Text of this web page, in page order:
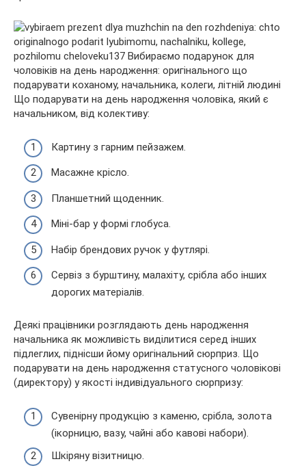
Що подарувати на день народження чоловіка, який є
начальником, від колективу:
Картину з гарним пейзажем.
Масажне крісло.
Планшетний щоденник.
Міні-бар у формі глобуса.
Набір брендових ручок у футлярі.
Сервіз з бурштину, малахіту, срібла або інших
дорогих матеріалів.
Деякі працівники розглядають день народження
начальника як можливість виділитися серед інших
підлеглих, піднісши йому оригінальний сюрприз. Що
подарувати на день народження статусного чоловікові
(директору) у якості індивідуального сюрпризу:
Сувенірну продукцію з каменю, срібла, золота
(ікорницю, вазу, чайні або кавові набори).
Шкіряну візитницю.